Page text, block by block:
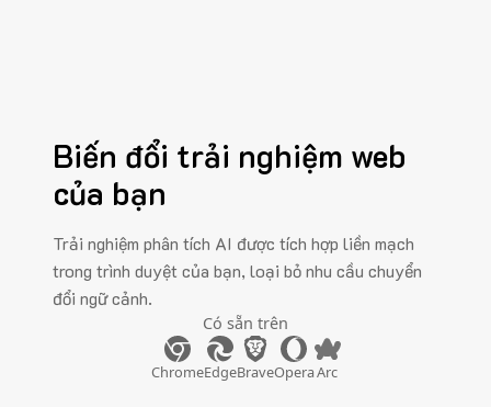
Biến đổi trải nghiệm web
của bạn
Trải nghiệm phân tích AI được tích hợp liền mạch
trong trình duyệt của bạn, loại bỏ nhu cầu chuyển
đổi ngữ cảnh.
Có sẵn trên
ChromeEdgeBraveOperaArc